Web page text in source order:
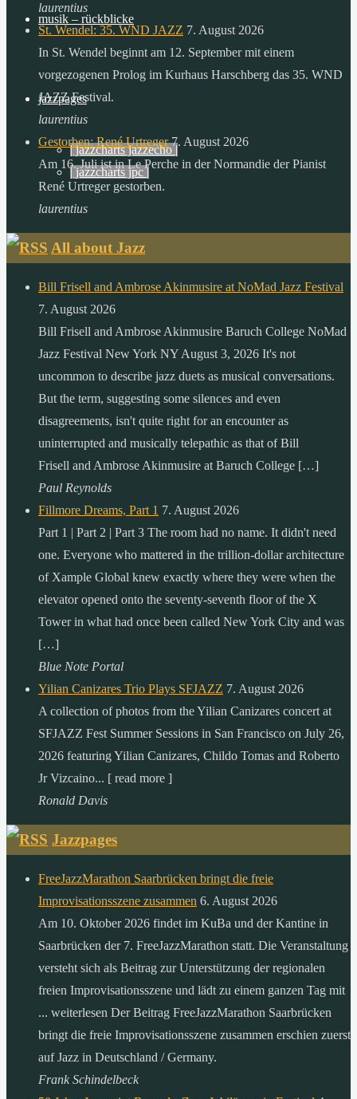
sonne,
menschheit
einem
ganzen
verbraucht.
musik – rückblicke
jazzpages
| jazzcharts jazzecho |
| jazzcharts jpc |
laurentius
St. Wendel: 35. WND JAZZ 7. August 2026
In St. Wendel beginnt am 12. September mit einem
vorgezogenen Prolog im Kurhaus Harschberg das 35. WND
JAZZ Festival.
laurentius
Gestorben: René Urtreger 7. August 2026
Am 16. Juli ist in Le Perche in der Normandie der Pianist
René Urtreger gestorben.
laurentius
All about Jazz
Bill Frisell and Ambrose Akinmusire at NoMad Jazz Festival
7. August 2026
Bill Frisell and Ambrose Akinmusire Baruch College NoMad
Jazz Festival New York NY August 3, 2026 It's not
uncommon to describe jazz duets as musical conversations.
But the term, suggesting some silences and even
disagreements, isn't quite right for an encounter as
uninterrupted and musically telepathic as that of Bill
Frisell and Ambrose Akinmusire at Baruch College […]
Paul Reynolds
Fillmore Dreams, Part 1 7. August 2026
Part 1 | Part 2 | Part 3 The room had no name. It didn't need
one. Everyone who mattered in the trillion-dollar architecture
of Xample Global knew exactly where they were when the
elevator opened onto the seventy-seventh floor of the X
Tower in what had once been called New York City and was
[…]
Blue Note Portal
Yilian Canizares Trio Plays SFJAZZ 7. August 2026
A collection of photos from the Yilian Canizares concert at
SFJAZZ Fest Summer Sessions in San Francisco on July 26,
2026 featuring Yilian Canizares, Childo Tomas and Roberto
Jr Vizcaino... [ read more ]
Ronald Davis
Jazzpages
FreeJazzMarathon Saarbrücken bringt die freie
Improvisationsszene zusammen 6. August 2026
Am 10. Oktober 2026 findet im KuBa und der Kantine in
Saarbrücken der 7. FreeJazzMarathon statt. Die Veranstaltung
versteht sich als Beitrag zur Unterstützung der regionalen
freien Improvisationsszene und lädt zu einem ganzen Tag mit
... weiterlesen Der Beitrag FreeJazzMarathon Saarbrücken
bringt die freie Improvisationsszene zusammen erschien zuerst
auf Jazz in Deutschland / Germany.
Frank Schindelbeck